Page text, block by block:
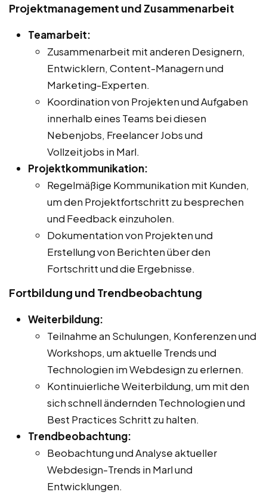
Projektmanagement und Zusammenarbeit
Teamarbeit:
Zusammenarbeit mit anderen Designern,
Entwicklern, Content-Managern und
Marketing-Experten.
Koordination von Projekten und Aufgaben
innerhalb eines Teams bei diesen
Nebenjobs, Freelancer Jobs und
Vollzeitjobs in Marl.
Projektkommunikation:
Regelmäßige Kommunikation mit Kunden,
um den Projektfortschritt zu besprechen
und Feedback einzuholen.
Dokumentation von Projekten und
Erstellung von Berichten über den
Fortschritt und die Ergebnisse.
Fortbildung und Trendbeobachtung
Weiterbildung:
Teilnahme an Schulungen, Konferenzen und
Workshops, um aktuelle Trends und
Technologien im Webdesign zu erlernen.
Kontinuierliche Weiterbildung, um mit den
sich schnell ändernden Technologien und
Best Practices Schritt zu halten.
Trendbeobachtung:
Beobachtung und Analyse aktueller
Webdesign-Trends in Marl und
Entwicklungen.